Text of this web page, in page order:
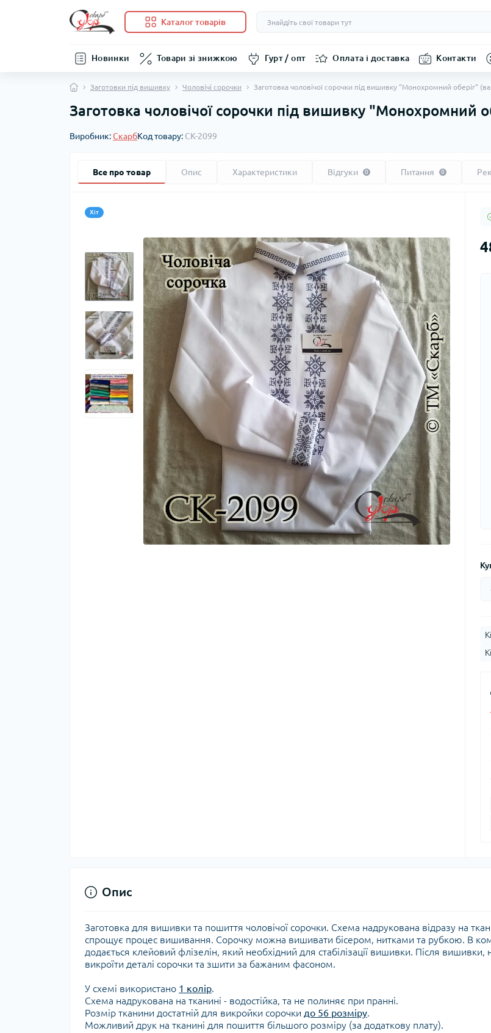
Каталог товарів
Новинки Товари зі знижкою Гурт / опт Оплата і доставка Контакти
Заготовки під вишивку Чоловічі сорочки Заготовка чоловічої сорочки під вишивку "Монохромний оберіг"
Заготовка чоловічої сорочки під вишивку "Монохромний
Виробник:СкарбКод товару: СК-2099
Все про товар Опис Характеристики Відгуки 0 Питання 0
Хіт
Опис
Заготовка для вишивки та пошиття чоловічої сорочки. Схема надрукована відразу на
спрощує процес вишивання. Сорочку можна вишивати бісером, нитками та рубкою. В
додається клейовий флізелін, який необхідний для стабілізації вишивки. Після вишивки,
викроїти деталі сорочки та зшити за бажаним фасоном.
У схемі використано 1 колір.
Схема надрукована на тканині - водостійка, та не полиняє при пранні.
Розмір тканини достатній для викройки сорочки до 56 розміру.
Можливий друк на тканині для пошиття більшого розміру (за додаткову плату).